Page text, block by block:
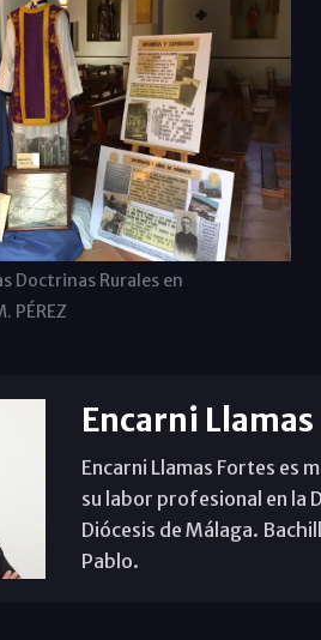
Doctrinas Rurales en
PÉREZ
Encarni
Encarni Llamas Fortes es
su labor profesional en la
Diócesis de Málaga.
Pablo.